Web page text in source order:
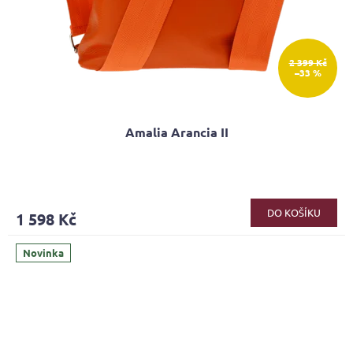
2 399 Kč
–33 %
Amalia Arancia II
1 598 Kč DO KOŠÍKU
Novinka